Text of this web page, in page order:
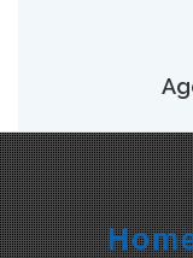
O
SUSPENSO.
3655